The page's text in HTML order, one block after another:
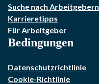
Suche nach Arbeitgebern
Karrieretipps
Für Arbeitgeber
Bedingungen
Datenschutzrichtlinie
Cookie-Richtlinie